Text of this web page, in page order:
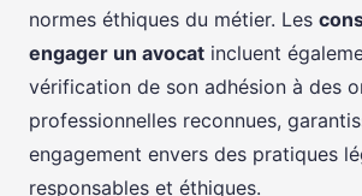
normes éthiques du métier. Les
engager un avocat incluent
vérification de son adhésion à des
professionnelles reconnues,
engagement envers des pratiques
responsables et éthiques.